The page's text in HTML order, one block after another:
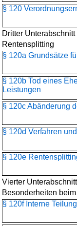
§ 120
Dritter Unterabschnitt
Rentensplitting
§ 120a Grundsätze
§ 120b Tod eines
Leistungen
§ 120c Abänderung
§ 120d Verfahren
§ 120e
Vierter Unterabschnitt
Besonderheiten
§ 120f Interne